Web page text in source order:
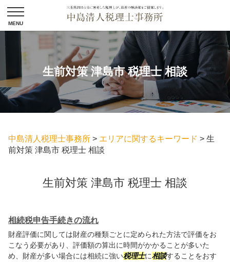
生前対策 津島市 税理士 相談
中島清人税理士事務所 > エリアに関するキーワード > 生
前対策 津島市 税理士 相談
生前対策 津島市 税理士 相談
相続税申告手続きの流れ
財産評価に関しては財産の種類ごとに定められた方法で評価をお
こなう必要があり、評価額の算出に時間がかかることが多いた
め、財産が多い場合には相続に強い税理士に相談することをおす